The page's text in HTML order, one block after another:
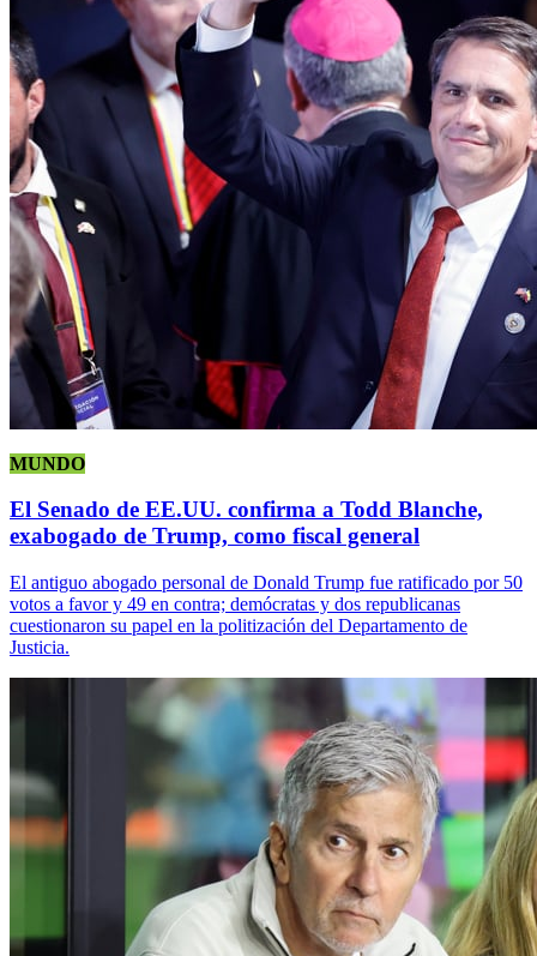
MUNDO
El Senado de EE.UU. confirma a Todd Blanche,
exabogado de Trump, como fiscal general
El antiguo abogado personal de Donald Trump fue ratificado por 50
votos a favor y 49 en contra; demócratas y dos republicanas
cuestionaron su papel en la politización del Departamento de
Justicia.